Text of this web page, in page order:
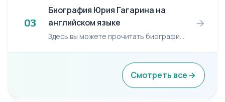
03
Биография Юрия Гагарина на
английском языке
Здесь вы можете прочитать биографию Юрия Гагарина на английском языке. Yuri Gagarin (09.03.1934 - 27.03.1968) - Russian pilot and cosmonaut. Yuri Gagarin was born on 9 March 1934 in the...
→
Смотреть все